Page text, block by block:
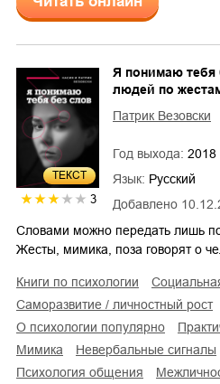
ТЕКСТ
3 Добавлено
Я понимаю тебя
людей по
Патрик Везовски
Год выхода: 2018
Язык: Русский
Словами можно передать лишь
Жесты, мимика, поза говорят о
книги по психологии
саморазвитие / личностный рост
о психологии популярно
мимика
невербальные сигналы
психология общения